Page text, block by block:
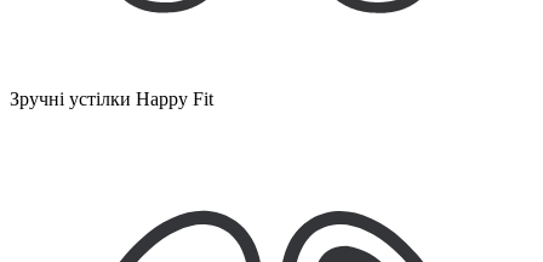
Зручні устілки Happy Fit